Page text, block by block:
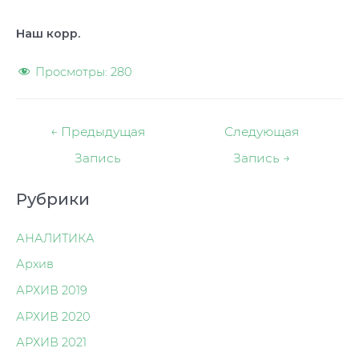
Наш корр.
Просмотры: 280
Навигация
← Предыдущая
Запись
Следующая
Запись →
Рубрики
АНАЛИТИКА
Архив
АРХИВ 2019
АРХИВ 2020
АРХИВ 2021